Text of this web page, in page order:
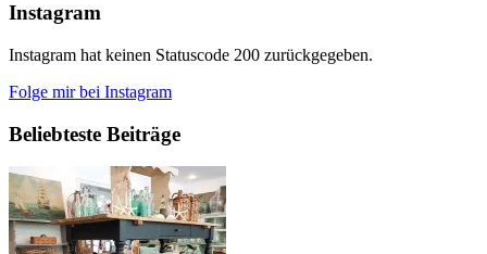
Instagram
Instagram hat keinen Statuscode 200 zurückgegeben.
Folge mir bei Instagram
Beliebteste Beiträge